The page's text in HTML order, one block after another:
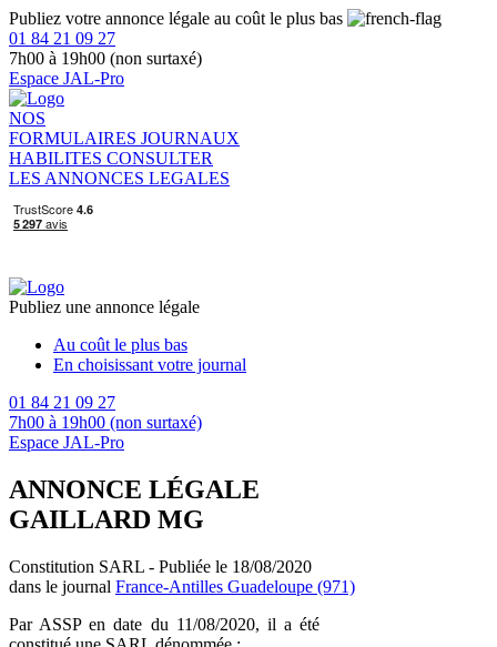
Publiez votre annonce légale au coût le plus bas
01 84 21 09 27
7h00 à 19h00 (non surtaxé)
Espace JAL-Pro
NOS
FORMULAIRES JOURNAUX
HABILITES CONSULTER
LES ANNONCES LEGALES
Publiez une annonce légale
Au coût le plus bas
En choisissant votre journal
01 84 21 09 27
7h00 à 19h00 (non surtaxé)
Espace JAL-Pro
ANNONCE LÉGALE
GAILLARD MG
Constitution SARL - Publiée le 18/08/2020
dans le journal France-Antilles Guadeloupe (971)
Par ASSP en date du 11/08/2020, il a été